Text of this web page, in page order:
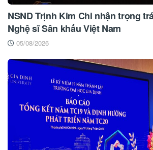
NSND Trịnh Kim Chi nhận trọng
Nghệ sĩ Sân khấu Việt Nam
05/08/2026